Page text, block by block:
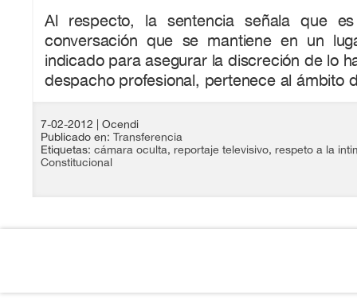
Al respecto, la sentencia señala que
conversación que se mantiene en un
indicado para asegurar la discreción de lo
despacho profesional, pertenece al ámbito
7-02-2012
| Ocendi
Publicado en: Transferencia
Etiquetas: cámara oculta, reportaje televisivo, respeto a la
Constitucional